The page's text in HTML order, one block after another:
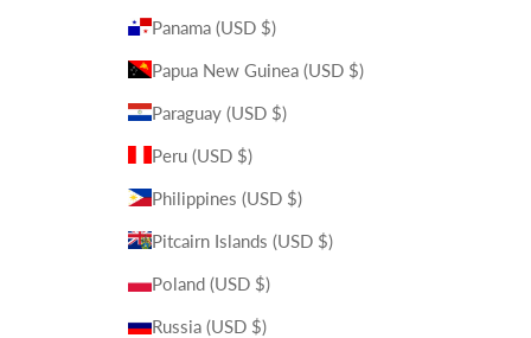
Panama (USD $)
Papua New Guinea (USD $)
Paraguay (USD $)
Peru (USD $)
Philippines (USD $)
Pitcairn Islands (USD $)
Poland (USD $)
Russia (USD $)